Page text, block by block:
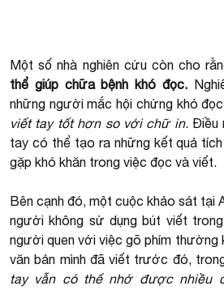
Một số nhà nghiên cứu còn cho
thể giúp chữa bệnh khó đọc.
những người mắc hội chứng khó đọc
viết tay tốt hơn so với chữ in. Điều
tay có thể tạo ra những kết quả
gặp khó khăn trong việc đọc và viết.
Bên cạnh đó, một cuộc khảo sát tại
người không sử dụng bút viết
người quen với việc gõ phím thường
văn bản mình đã viết trước đó,
tay vẫn có thể nhớ được nhiều